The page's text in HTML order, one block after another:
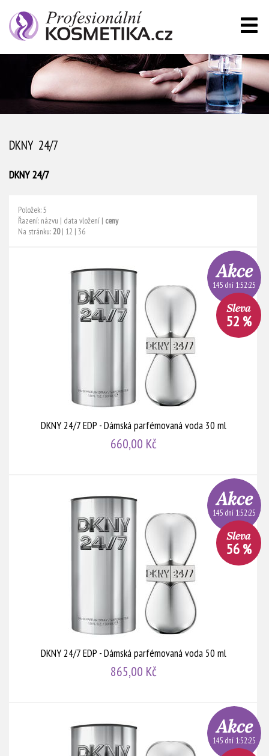
DKNY 24/7
DKNY 24/7
Položek: 5
Řazení: názvu | data vložení | ceny
Na stránku:20| 12 | 36
DKNY 24/7 EDP - Dámská parfémovaná voda 30 ml
660,00 Kč
145 dní 1:52:24
52 %
DKNY 24/7 EDP - Dámská parfémovaná voda 50 ml
865,00 Kč
145 dní 1:52:24
56 %
145 dní 1:52:24